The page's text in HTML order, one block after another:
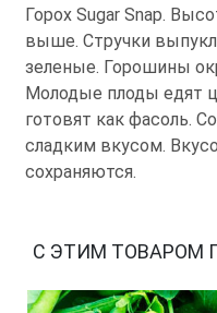
Горох Sugar Snap.
выше. Стручки
зеленые. Горошины
Молодые плоды едят
готовят как фасоль.
сладким вкусом.
сохраняются.
С ЭТИМ ТОВАРОМ